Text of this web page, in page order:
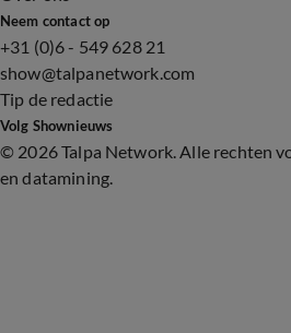
Neem contact op
+31 (0)6 - 549 628 21
show@talpanetwork.com
Tip de redactie
Volg Shownieuws
© 2026 Talpa Network. Alle rechten
en datamining.